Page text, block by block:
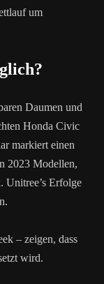
um
Daumen und
Honda Civic
markiert einen
2023 Modellen,
Unitree’s Erfolge
– zeigen, dass
wird.